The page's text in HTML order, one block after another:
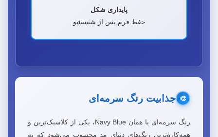
پایداری شکل
حفظ فرم پس از شستشو
🎨 جذابیت رنگ سرمه‌ای
رنگ سرمه‌ای یا همان Navy Blue، یکی از کلاسیک‌ترین و
همه‌کاره‌ترین رنگ‌های دنیای مد محسوب می‌شود که به